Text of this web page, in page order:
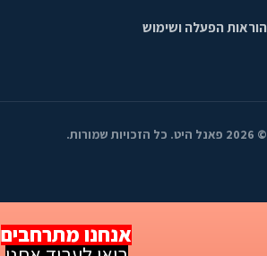
הוראות הפעלה ושימוש
©
2026 פאנל היט. כל הזכויות שמורות.
אנחנו מתרחבים